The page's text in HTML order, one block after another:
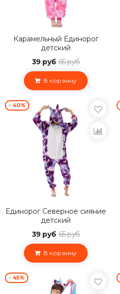
Карамельный Единорог
детский
39 руб 65 руб
В корзину
- 40%
Единорог Северное сияние
детский
39 руб 65 руб
В корзину
- 45%